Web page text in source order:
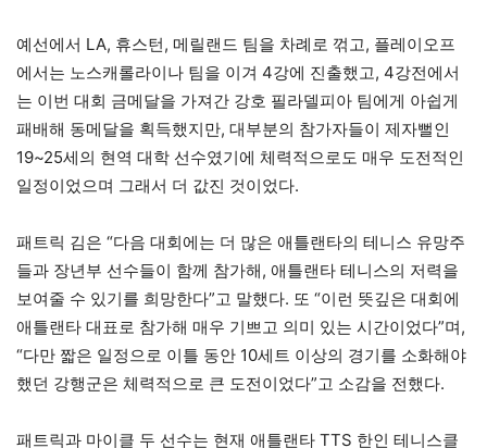
예선에서 LA, 휴스턴, 메릴랜드 팀을 차례로 꺾고, 플레이오프
에서는 노스캐롤라이나 팀을 이겨 4강에 진출했고, 4강전에서
는 이번 대회 금메달을 가져간 강호 필라델피아 팀에게 아쉽게
패배해 동메달을 획득했지만, 대부분의 참가자들이 제자뻘인
19~25세의 현역 대학 선수였기에 체력적으로도 매우 도전적인
일정이었으며 그래서 더 값진 것이었다.
패트릭 김은 “다음 대회에는 더 많은 애틀랜타의 테니스 유망주
들과 장년부 선수들이 함께 참가해, 애틀랜타 테니스의 저력을
보여줄 수 있기를 희망한다”고 말했다. 또 “이런 뜻깊은 대회에
애틀랜타 대표로 참가해 매우 기쁘고 의미 있는 시간이었다”며,
“다만 짧은 일정으로 이틀 동안 10세트 이상의 경기를 소화해야
했던 강행군은 체력적으로 큰 도전이었다”고 소감을 전했다.
패트릭과 마이클 두 선수는 현재 애틀랜타 TTS 한인 테니스클